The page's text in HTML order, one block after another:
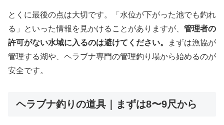
とくに最後の点は大切です。「水位が下がった池でも釣れ
る」といった情報を見かけることがありますが、 管理者の
許可がない水域に入るのは避けてください。
まずは漁協が
管理する湖や、ヘラブナ専門の管理釣り場から始めるのが
安全です。
ヘラブナ釣りの道具｜まずは8〜9尺から